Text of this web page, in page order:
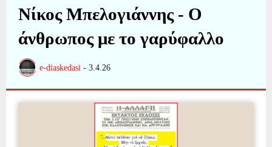
Νίκος Μπελογιάννης - Ο
άνθρωπος με το γαρύφαλλο
e-diaskedasi - 3.4.26